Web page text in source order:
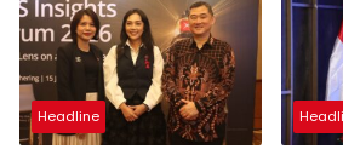
Headline